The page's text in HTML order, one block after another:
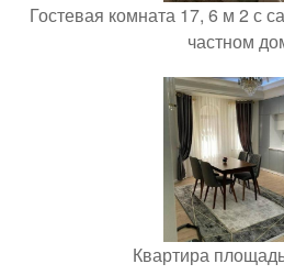
Гостевая комната 17, 6 м 2 с
частном
Квартира